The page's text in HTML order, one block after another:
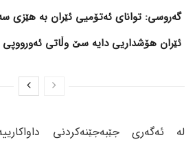
گەروسی: توانای ئەتۆمیی ئێران بە هێزی
ئێران هۆشداریی دایە سێ وڵاتی ئەورووپی
لە ئەگەری جێبەجێنەکردنی